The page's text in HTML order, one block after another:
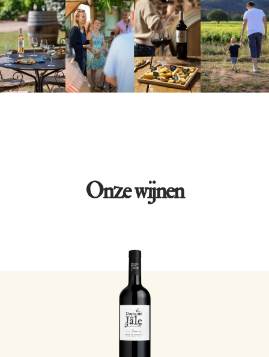
Onze wijnen